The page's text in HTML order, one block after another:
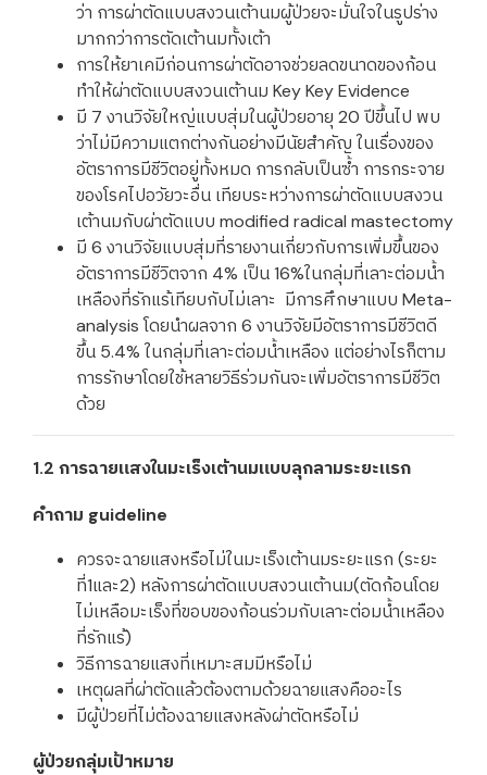
ว่า การผ่าตัดแบบสงวนเต้านมผู้ป่วยจะมั่นใจในรูปร่าง
มากกว่าการตัดเต้านมทั้งเต้า
การให้ยาเคมีก่อนการผ่าตัดอาจช่วยลดขนาดของก้อน
ทำให้ผ่าตัดแบบสงวนเต้านม Key Key Evidence
มี 7 งานวิจัยใหญ่แบบสุ่มในผู้ป่วยอายุ 20 ปีขึ้นไป พบ
ว่าไม่มีความแตกต่างกันอย่างมีนัยสำคัญ ในเรื่องของ
อัตราการมีชีวิตอยู่ทั้งหมด การกลับเป็นซ้ำ การกระจาย
ของโรคไปอวัยวะอื่น เทียบระหว่างการผ่าตัดแบบสงวน
เต้านมกับผ่าตัดแบบ modified radical mastectomy
มี 6 งานวิจัยแบบสุ่มที่รายงานเกี่ยวกับการเพิ่มขึ้นของ
อัตราการมีชีวิตจาก 4% เป็น 16%ในกลุ่มที่เลาะต่อมน้ำ
เหลืองที่รักแร้เทียบกับไม่เลาะ มีการศึกษาแบบ Meta-
analysis โดยนำผลจาก 6 งานวิจัยมีอัตราการมีชีวิตดี
ขึ้น 5.4% ในกลุ่มที่เลาะต่อมน้ำเหลือง แต่อย่างไรก็ตาม
การรักษาโดยใช้หลายวิธีร่วมกันจะเพิ่มอัตราการมีชีวิต
ด้วย
1.2 การฉายแสงในมะเร็งเต้านมแบบลุกลามระยะแรก
คำถาม guideline
ควรจะฉายแสงหรือไม่ในมะเร็งเต้านมระยะแรก (ระยะ
ที่1และ2) หลังการผ่าตัดแบบสงวนเต้านม(ตัดก้อนโดย
ไม่เหลือมะเร็งที่ขอบของก้อนร่วมกับเลาะต่อมน้ำเหลือง
ที่รักแร้)
วิธีการฉายแสงที่เหมาะสมมีหรือไม่
เหตุผลที่ผ่าตัดแล้วต้องตามด้วยฉายแสงคืออะไร
มีผู้ป่วยที่ไม่ต้องฉายแสงหลังผ่าตัดหรือไม่
ผู้ป่วยกลุ่มเป้าหมาย